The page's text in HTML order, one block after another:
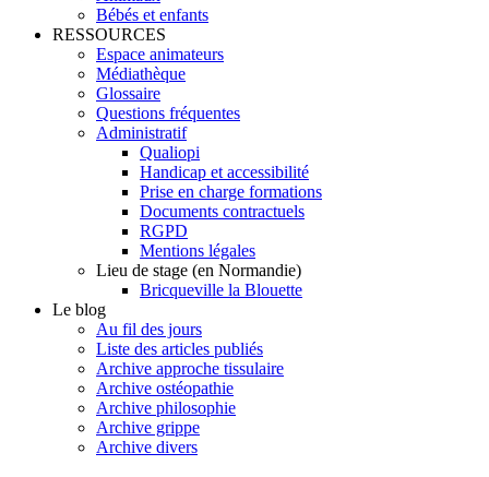
Bébés et enfants
RESSOURCES
Espace animateurs
Médiathèque
Glossaire
Questions fréquentes
Administratif
Qualiopi
Handicap et accessibilité
Prise en charge formations
Documents contractuels
RGPD
Mentions légales
Lieu de stage (en Normandie)
Bricqueville la Blouette
Le blog
Au fil des jours
Liste des articles publiés
Archive approche tissulaire
Archive ostéopathie
Archive philosophie
Archive grippe
Archive divers